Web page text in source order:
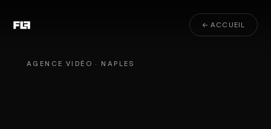
← ACCUEIL
AGENCE VIDÉO · NAPLES